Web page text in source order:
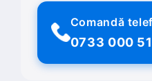
Comandă
0733 000